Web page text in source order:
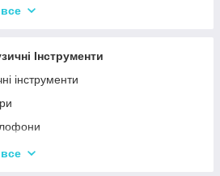
для малюків з великими деталями
пазли-конструктори
Інструменти
інструменти
та Піаніно